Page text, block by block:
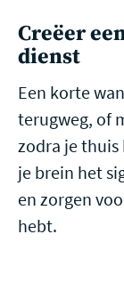
Creëer
dienst
Een korte
terugweg, of
zodra je thuis
je brein het
en zorgen
hebt.